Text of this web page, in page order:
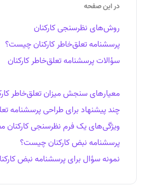
در این صفحه
روش‌های نظرسنجی کارکنان
پرسشنامه تعلق‌خاطر کارکنان چیست؟
سؤالات پرسشنامه تعلق‌خاطر کارکنان
معیارهای سنجش میزان تعلق‌خاطر
چند پیشنهاد برای طراحی پرسشنامه
ویژگی‌های یک فرم نظرسنجی کارکنان
پرسشنامه نبض کارکنان چیست؟
نمونه سؤال برای پرسشنامه نبض